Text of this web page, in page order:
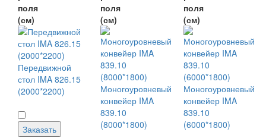
поля
(см)
поля
(см)
поля
(см)
Передвижной
стол IMA 826.15
(2000*2200)
Заказать
Моногоуровневый
конвейер IMA
839.10
(8000*1800)
Моногоуровневый
конвейер IMA
839.10
(6000*1800)